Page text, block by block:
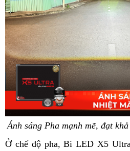
Ánh sáng Pha mạnh mẽ, đạt
Ở chế độ pha, Bi LED X5